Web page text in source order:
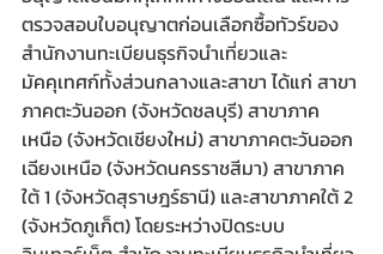
ตรวจสอบใบอนุญาตก่อนเลือกซื้อทัวร์ของ
สำนักงานทะเบียนธุรกิจนำเที่ยวและ
มัคคุเทศก์ทั้งส่วนกลางและสาขา ได้แก่ สาขา
ภาคตะวันออก (จังหวัดชลบุรี) สาขาภาค
เหนือ (จังหวัดเชียงใหม่) สาขาภาคตะวันออก
เฉียงเหนือ (จังหวัดนครราชสีมา) สาขาภาค
ใต้ 1 (จังหวัดสุราษฎร์ธานี) และสาขาภาคใต้ 2
(จังหวัดภูเก็ต) โดยระหว่างปิดระบบ